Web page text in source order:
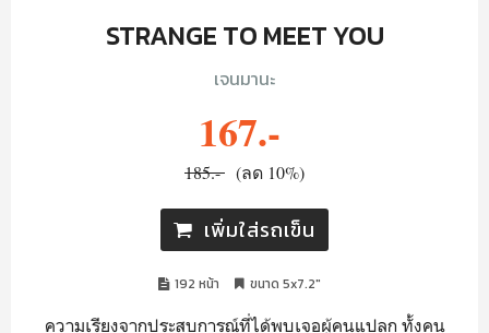
STRANGE TO MEET YOU
เจนมานะ
167.-
185.- (ลด 10%)
เพิ่มใส่รถเข็น
192 หน้า ขนาด 5x7.2"
ความเรียงจากประสบการณ์ที่ได้พบเจอผู้คนแปลก ทั้งคน